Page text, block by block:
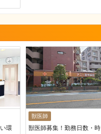
環
獣医師
獣医師募集！勤務日数・時